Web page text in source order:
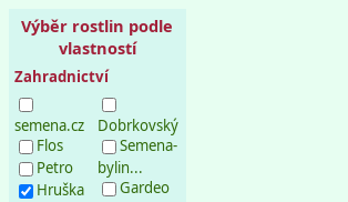
Výběr rostlin podle
vlastností
Zahradnictví
semena.cz
Flos
Petro
Hruška
Dobrkovský
Semena-
bylin...
Gardeo